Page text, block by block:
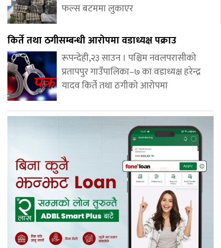
फल्स बटममा लुकाएर
किर्ते तथा ठगीसम्बन्धी आरोपमा वडाध्यक्ष पक्राउ
रूपन्देही,२३ साउन । पश्चिम नवलपरासीको
प्रतापपुर गाउँपालिका–७ का वडाध्यक्ष हरेन्द्र
यादव किर्ते तथा ठगीको आरोपमा